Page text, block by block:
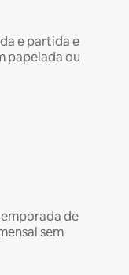
e partida e
papelada ou
de
sem